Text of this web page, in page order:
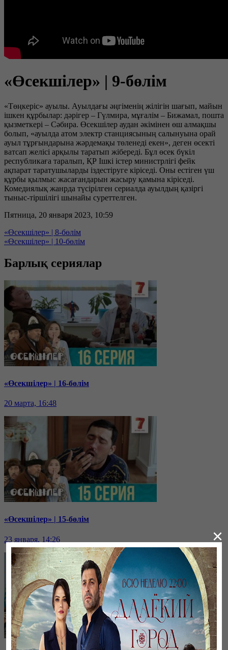
«Өсекшілер» | 9-бөлім
«Төңкеріс» ауылы. Ауылдағы әңгіменің жілігін шағып, майын
ішкен құрбылар: дәрігер – Гүлмира, мұғалім – Бижамал, пошта
қызметкері – Сәбира. Өсекшілер аудан әкімінен өш алмақшы
болып, «ауылда атом электр станциясының салынуына орай
ауыл тұрғындарына жәрдемақы төленеді екен», деген өсекті
ватсап желісі арқылы таратып жібереді. Бұл өсек бүкіл
республикаға таралып, ҚР Ішкі істер министрлігі фейк
ақпарат таратушыларды іздестіруге кіріседі. Оны естіген үш
құрбы қылмыс жасағандарын жасыру қамына кіріседі.
Комедиялық жанрда түсірілген сериалда ауылдың қазіргі
тыныс-тіршілігі шынайы суреттелген.
Пятница, 20 января 2023, 10:59
«Өсекшілер» | 8-бөлім
«Өсекшілер» | 10-бөлім
Барлық сериялар
«Өсекшілер» | 16-бөлім
20 марта, 16:48
«Өсекшілер» | 15-бөлім
23 января, 14:26 ×